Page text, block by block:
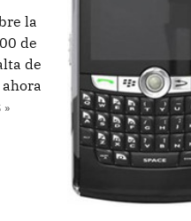
la
de
de
»